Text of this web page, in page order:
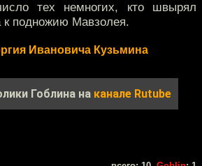
тех немногих, кто швырял
к подножию Мавзолея.
Ивановича Кузьмина
Гоблина на канале Rutube